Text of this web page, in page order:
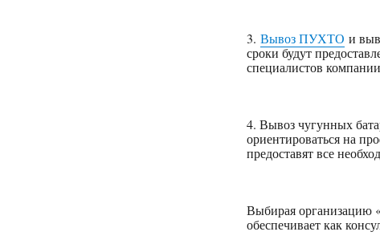
3. Вывоз ПУХТО и
сроки будут
специалистов
4. Вывоз чугунных
ориентироваться на
предоставят все
Выбирая организацию
обеспечивает как